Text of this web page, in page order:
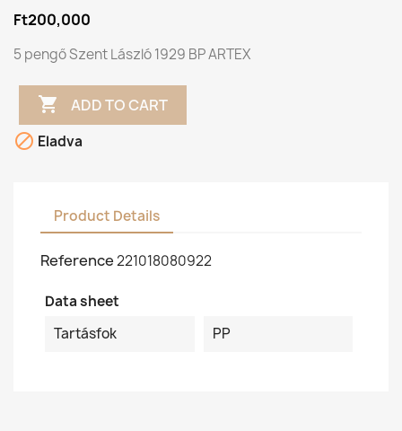
Ft200,000
5 pengő Szent László 1929 BP ARTEX
 ADD TO CART
 Eladva
Product Details
Reference221018080922
Data sheet
Tartásfok
PP